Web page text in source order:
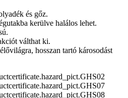
és gőz.
kerülve halálos lehet.
válthat ki.
hosszan tartó károsodást